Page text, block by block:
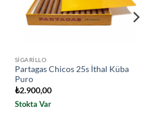
SIGARILLO
Partagas Chicos 25s İthal Küba
Puro
₺2.900,00
Stokta Var